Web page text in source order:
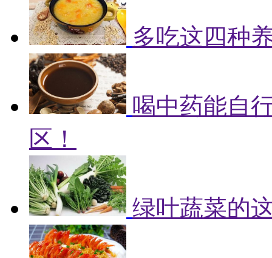
多吃这四种
喝中药能自
区！
绿叶蔬菜的